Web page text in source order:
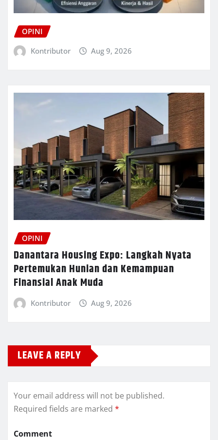
OPINI
Kontributor
Aug 9, 2026
OPINI
Danantara Housing Expo: Langkah Nyata
Pertemukan Hunian dan Kemampuan
Finansial Anak Muda
Kontributor Aug 9, 2026
LEAVE A REPLY
Your email address will not be published.
Required fields are marked *
Comment